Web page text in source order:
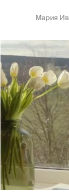
Мария